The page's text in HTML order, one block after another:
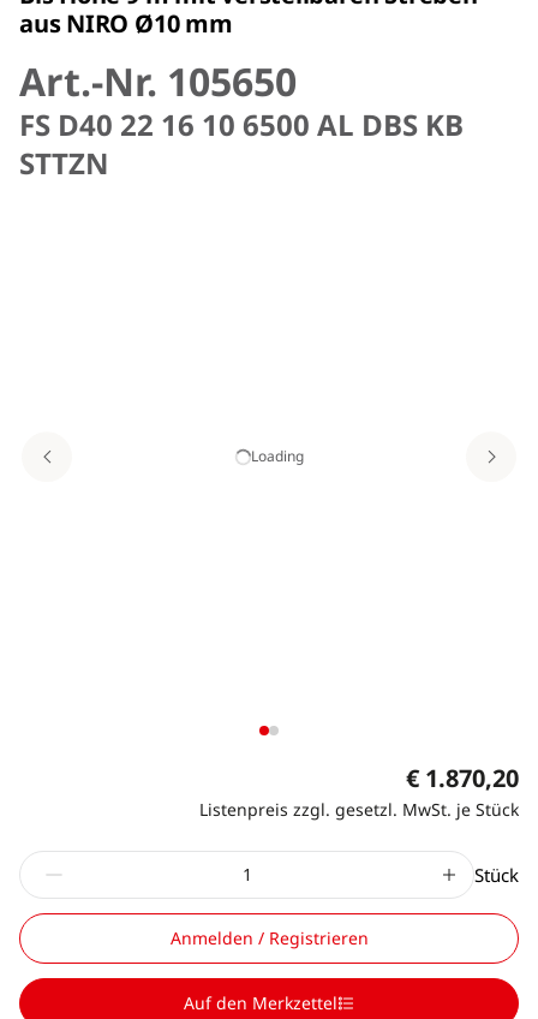
aus NIRO Ø10 mm
Art.-Nr. 105650
FS D40 22 16 10 6500 AL DBS KB
STTZN
Loading
€ 1.870,20
Listenpreis zzgl. gesetzl. MwSt. je Stück
Stück
Anmelden / Registrieren
Auf den Merkzettel